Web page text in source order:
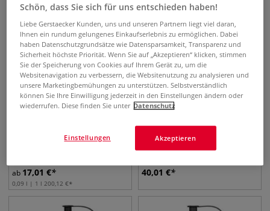
Lascaux Neon
Tagesleuchtfarbe
ab 17,01 €
0,09 l | 1 l 200,12 €
Lascaux Acrylkleber 498 HV
40,01 €
Schön, dass Sie sich für uns entschieden haben!
Liebe Gerstaecker Kunden, uns und unseren Partnern liegt viel daran,
Ihnen ein rundum gelungenes Einkaufserlebnis zu ermöglichen. Dabei
haben Datenschutzgrundsätze wie Datensparsamkeit, Transparenz und
Sicherheit höchste Priorität. Wenn Sie auf „Akzeptieren“ klicken, stimmen
Sie der Speicherung von Cookies auf Ihrem Gerät zu, um die
Websitenavigation zu verbessern, die Websitenutzung zu analysieren und
unsere Marketingbemühungen zu unterstützen. Selbstverständlich
können Sie Ihre Einwilligung jederzeit in den Einstellungen ändern oder
wiederrufen. Diese finden Sie unter Datenschutz
Akzeptieren
Einstellungen